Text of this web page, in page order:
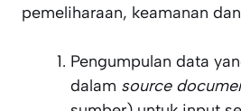
pemeliharaan, keamanan
Pengumpulan data
dalam source